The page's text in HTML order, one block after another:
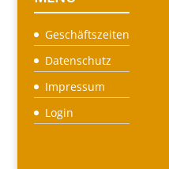
Geschäftszeiten
Datenschutz
Impressum
Login